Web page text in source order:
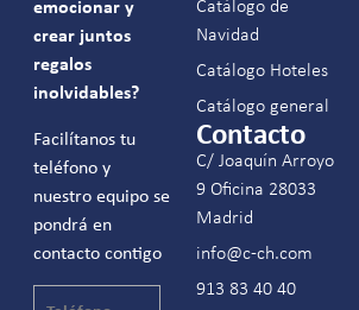
emocionar y
crear juntos
regalos
inolvidables?
Facilítanos tu
teléfono y
nuestro equipo se
pondrá en
contacto contigo
Catálogo de
Navidad
Catálogo Hoteles
Catálogo general
Contacto
C/ Joaquín Arroyo
9 Oficina 28033
Madrid
info@c-ch.com
913 83 40 40